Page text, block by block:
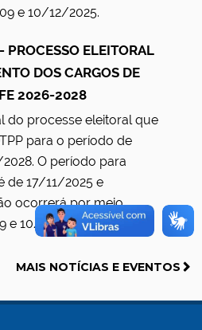
e 10/12/2025.
PROCESSO ELEITORAL
DOS CARGOS DE
2026-2028
do processe eleitoral que
para o período de
O período para
de 17/11/2025 e
ocorrerá por meio
e 10/12/2025.
MAIS NOTÍCIAS E EVENTOS